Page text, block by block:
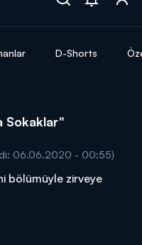
D-Shorts
Sokaklar"
06.06.2020 - 00:55)
bölümüyle zirveye